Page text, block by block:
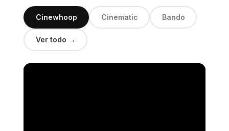
Cinewhoop Cinematic Bando
Ver todo →